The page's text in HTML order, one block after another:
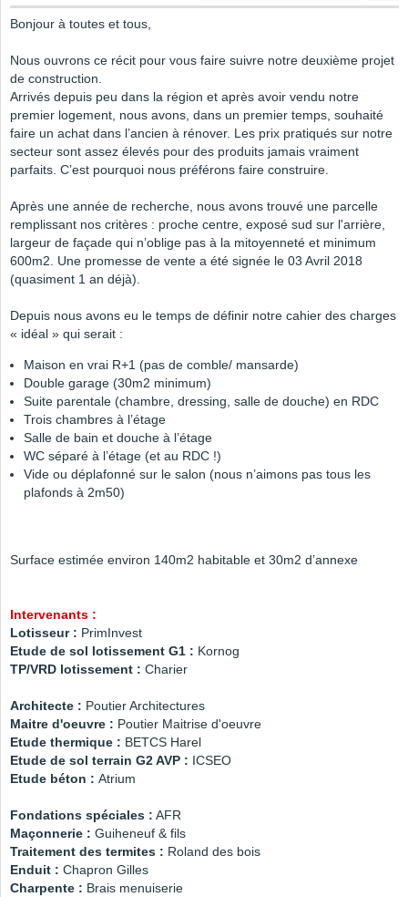
Bonjour à toutes et tous,
Nous ouvrons ce récit pour vous faire suivre notre deuxième projet
de construction.
Arrivés depuis peu dans la région et après avoir vendu notre
premier logement, nous avons, dans un premier temps, souhaité
faire un achat dans l’ancien à rénover. Les prix pratiqués sur notre
secteur sont assez élevés pour des produits jamais vraiment
parfaits. C’est pourquoi nous préférons faire construire.
Après une année de recherche, nous avons trouvé une parcelle
remplissant nos critères : proche centre, exposé sud sur l'arrière,
largeur de façade qui n’oblige pas à la mitoyenneté et minimum
600m2. Une promesse de vente a été signée le 03 Avril 2018
(quasiment 1 an déjà).
Depuis nous avons eu le temps de définir notre cahier des charges
« idéal » qui serait :
Maison en vrai R+1 (pas de comble/ mansarde)
Double garage (30m2 minimum)
Suite parentale (chambre, dressing, salle de douche) en RDC
Trois chambres à l’étage
Salle de bain et douche à l’étage
WC séparé à l’étage (et au RDC !)
Vide ou déplafonné sur le salon (nous n’aimons pas tous les
plafonds à 2m50)
Surface estimée environ 140m2 habitable et 30m2 d’annexe
Intervenants :
Lotisseur : PrimInvest
Etude de sol lotissement G1 : Kornog
TP/VRD lotissement : Charier
Architecte : Poutier Architectures
Maitre d'oeuvre : Poutier Maitrise d'oeuvre
Etude thermique : BETCS Harel
Etude de sol terrain G2 AVP : ICSEO
Etude béton : Atrium
Fondations spéciales : AFR
Maçonnerie : Guiheneuf & fils
Traitement des termites : Roland des bois
Enduit : Chapron Gilles
Charpente : Brais menuiserie